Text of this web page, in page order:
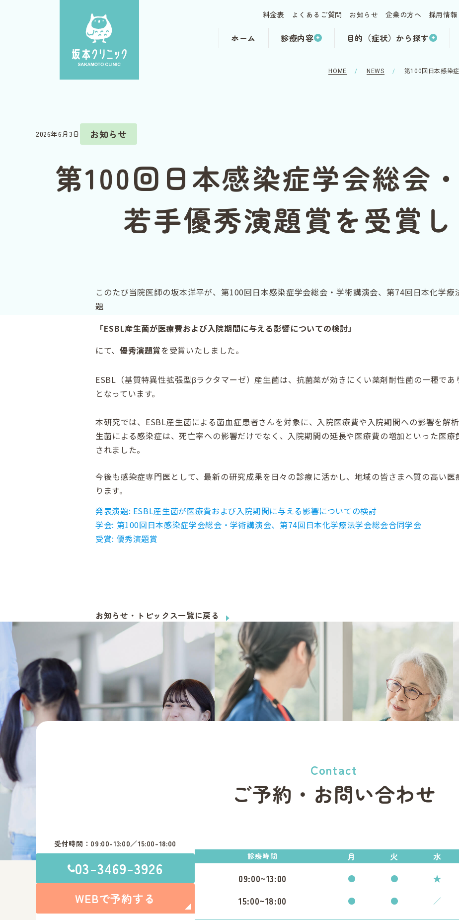
料金表 よくあるご質問 お知らせ 企業の方へ 採用情報
ホーム
診療内容 目的（症状）から探す
HOME NEWS 第100回日本感染
2026年6月3日 お知らせ
第100回日本感染症学会総会
若手優秀演題賞を受賞
このたび当院医師の坂本洋平が、第100回日本感染症学会総会・学術講演会、第74回日本化学
題
「ESBL産生菌が医療費および入院期間に与える影響についての検討」
にて、 優秀演題賞を受賞いたしました。
ESBL（基質特異性拡張型βラクタマーゼ）産生菌は、抗菌薬が効きにくい薬剤耐性菌の一種で
となっています。
本研究では、ESBL産生菌による菌血症患者さんを対象に、入院医療費や入院期間への影響を解
生菌による感染症は、死亡率への影響だけでなく、入院期間の延長や医療費の増加といった医
されました。
今後も感染症専門医として、最新の研究成果を日々の診療に活かし、地域の皆さまへ質の高い
ります。
発表演題: ESBL産生菌が医療費および入院期間に与える影響についての検討
学会: 第100回日本感染症学会総会・学術講演会、第74回日本化学療法学会総会合同学会
受賞: 優秀演題賞
お知らせ・トピックス一覧に戻る
Contact
ご予約・お問い合わせ
受付時間：09:00-13:00／15:00-18:00
03-3469-3926
WEBで予約する
診療時間 月 火 水
09:00~13:00 ● ● ★
15:00~18:00 ● ● ／